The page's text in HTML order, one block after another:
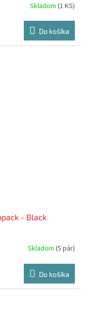
Skladom (1 KS)
Do košíka
- Black
Skladom (5 pár)
Do košíka